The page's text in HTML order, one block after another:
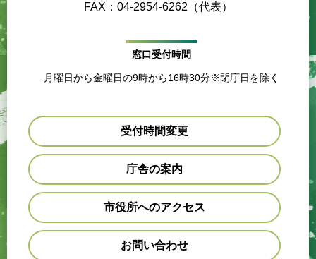
FAX：04-2954-6262（代表）
窓口受付時間
月曜日から金曜日の9時から16時30分※閉庁日を除く
受付時間変更
庁舎の案内
市役所へのアクセス
お問い合わせ